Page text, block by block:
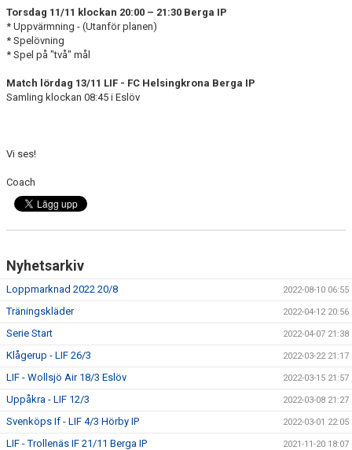
Torsdag 11/11 klockan 20:00 – 21:30 Berga IP
* Uppvärmning - (Utanför planen)
* Spelövning
* Spel på "två" mål
Match lördag 13/11 LIF - FC Helsingkrona Berga IP
Samling klockan 08:45 i Eslöv
Vi ses!
Coach
Nyhetsarkiv
Loppmarknad 2022 20/8 2022-08-10 06:55
Träningskläder 2022-04-12 20:56
Serie Start 2022-04-07 21:38
Klågerup - LIF 26/3 2022-03-22 21:17
LIF - Wollsjö Air 18/3 Eslöv 2022-03-15 21:57
Uppåkra - LIF 12/3 2022-03-08 21:27
Svenköps If - LIF 4/3 Hörby IP 2022-03-01 22:05
LIF - Trollenäs IF 21/11 Berga IP 2021-11-20 18:07